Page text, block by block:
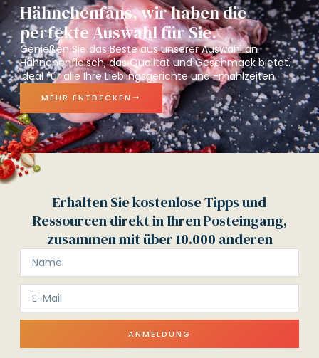
Hähnchenfans, wir haben die
perfekte Auswahl für Sie.
Genießen Sie das Beste aus unserer Auswahl an
Hähnchenfleisch, das Qualität und Geschmack bietet.
Ideal für alle Ihre Lieblingsgerichte und -mahlzeiten.
MEHR ENTDECKEN
Erhalten Sie kostenlose Tipps und
Ressourcen direkt in Ihren Posteingang,
zusammen mit über 10.000 anderen
ANMELDUNG